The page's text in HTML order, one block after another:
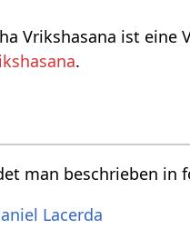
Vrikshasana ist eine
.
man beschrieben
Lacerda